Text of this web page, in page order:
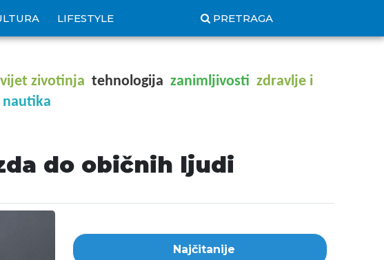
LIFESTYLE PRETRAGA
zivotinja tehnologija zanimljivosti zdravlje i
nautika
do običnih ljudi
Najčitanije